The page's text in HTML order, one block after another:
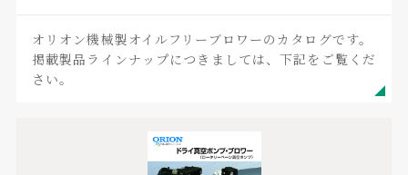
オリオン機械製オイルフリーブロワーのカタログです。
掲載製品ラインナップにつきましては、下記をご覧くだ
さい。